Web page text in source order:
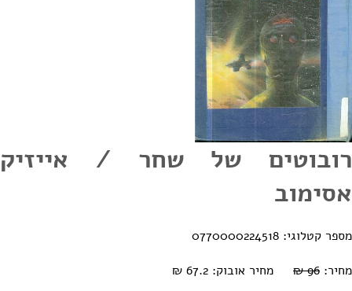
רובוטים של שחר / אייזיק
אסימוב
מספר קטלוגי: 0770000224518
מחיר: 96 ₪ מחיר אובוק: 67.2 ₪